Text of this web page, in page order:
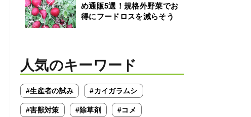
め通販5選！規格外野菜でお
得にフードロスを減らそう
人気のキーワード
#生産者の試み #カイガラムシ
#害獣対策 #除草剤 #コメ